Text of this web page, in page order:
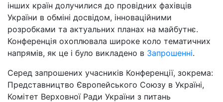
інших країн долучилися до провідних фахівців
України в обміні досвідом, інноваційними
розробками та актуальних планах на майбутнє.
Конференція охоплювала широке коло тематичних
напрямів, як це і було викладено в Запрошенні.
Серед запрошених учасників Конференції, зокрема:
Представництво Європейського Союзу в Україні,
Комітет Верховної Ради України з питань